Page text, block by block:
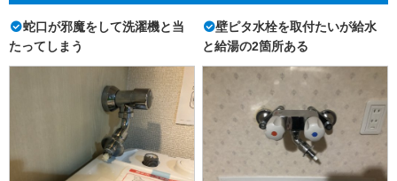
蛇口が邪魔をして洗濯機と当
たってしまう
壁ピタ水栓を取付たいが給水
と給湯の2箇所ある